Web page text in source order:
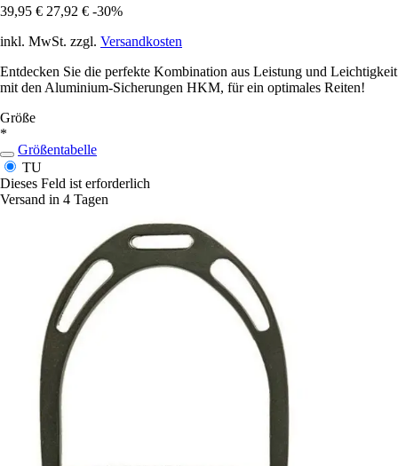
39,95 € 27,92 € -30%
inkl. MwSt. zzgl. Versandkosten
Entdecken Sie die perfekte Kombination aus Leistung und Leichtigkeit
mit den Aluminium-Sicherungen HKM, für ein optimales Reiten!
Größe
*
Größentabelle
TU
Dieses Feld ist erforderlich
Versand in 4 Tagen